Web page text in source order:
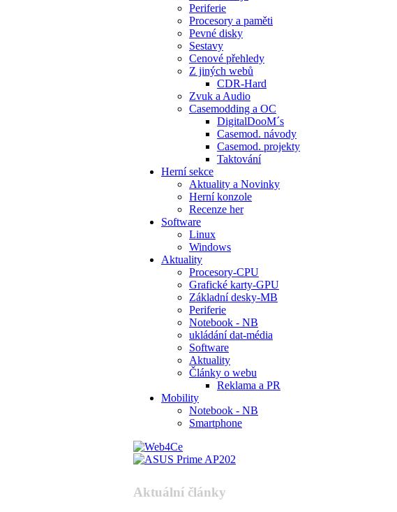
Periferie
Procesory a paměti
Pevné disky
Sestavy
Cenové přehledy
Z jiných webů
CDR-Hard
Zvuk a Audio
Casemodding a OC
DigitalDooM´s
Casemod. návody
Casemod. projekty
Taktování
Herní sekce
Aktuality a Novinky
Herní konzole
Recenze her
Software
Linux
Windows
Aktuality
Procesory-CPU
Grafické karty-GPU
Základní desky-MB
Periferie
Notebook - NB
ukládání dat-média
Software
Aktuality
Články o webu
Reklama a PR
Mobility
Notebook - NB
Smartphone
Aktuální články